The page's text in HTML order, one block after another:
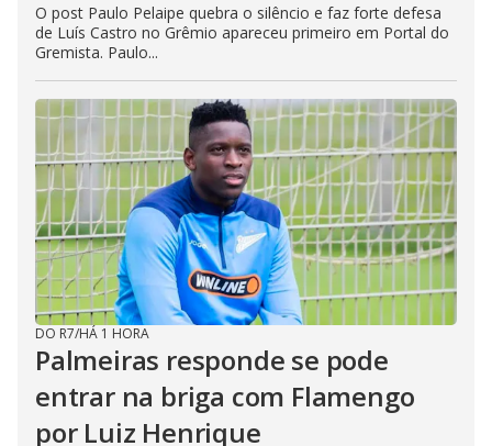
O post Paulo Pelaipe quebra o silêncio e faz forte defesa
de Luís Castro no Grêmio apareceu primeiro em Portal do
Gremista. Paulo...
DO R7/HÁ 1 HORA
Palmeiras responde se pode
entrar na briga com Flamengo
por Luiz Henrique